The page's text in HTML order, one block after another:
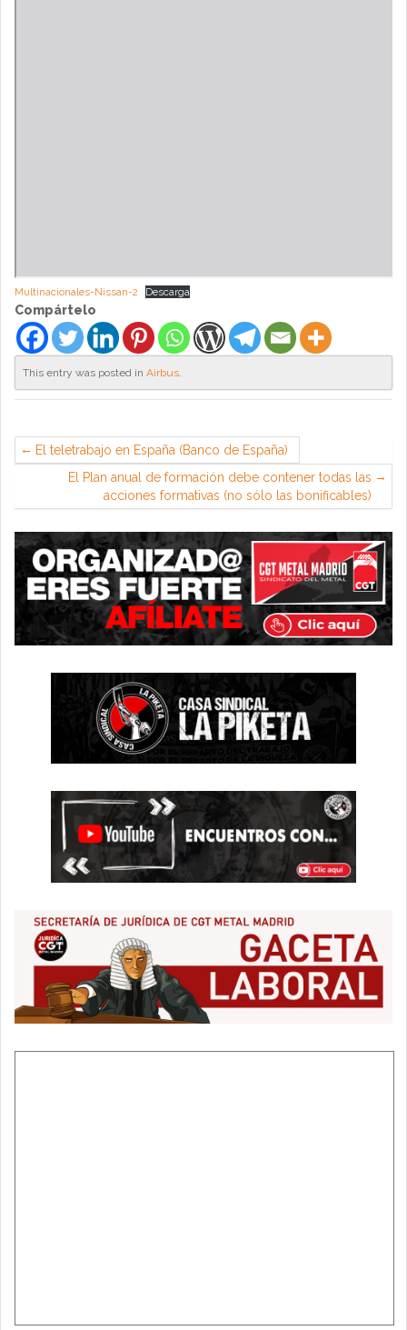
Multinacionales-Nissan-2 Descarga
Compártelo
This entry was posted in Airbus.
El teletrabajo en España (Banco de España)
El Plan anual de formación debe contener todas las
acciones formativas (no sólo las bonificables)